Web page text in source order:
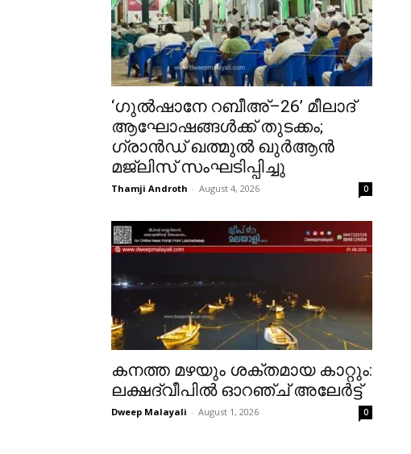
‘ഗുൽഷാനേ റബീഅ്–26’ മീലാദ്
ആഘോഷങ്ങൾക്ക് തുടക്കം;
ഗ്രാൻഡ് ഖത്മുൽ ഖുർആൻ
മജ്‌ലിസ് സംഘടിപ്പിച്ചു
Thamji Androth - August 4, 2026 0
കനത്ത മഴയും ശക്തമായ കാറ്റും:
ലക്ഷദ്വീപിൽ ഓറഞ്ച് അലേർട്ട്
Dweep Malayali - August 1, 2026 0